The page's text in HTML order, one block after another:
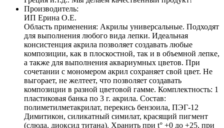
Производитель:
ИП Ерина О.Е.
Область применения: Акрилы универсальные. Подходят
для выполнения любого вида лепки. Идеальная
консистенция акрила позволяет создавать любые
композиции, как в плоскостной, так и в объемной лепке,
а также для выполнения аквариумных цветов. При
сочетании с мономером акрил сохраняет свой цвет. Не
выгорает, не желтеет, что позволяет создавать
композиции в разной цветовой гамме. Комплектность: 1
пластиковая банка по 3 г. акрила. Состав:
полиметилметакрилат, перекись бензоила, ПЭГ-12
Димитикон, силикатный симилат, красящий пигмент
(слюда, диоксид титана). Хранить при t° +0 до +25, при